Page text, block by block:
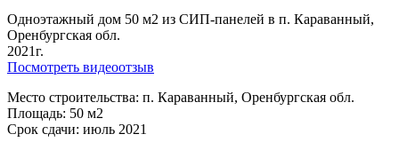
Одноэтажный дом 50 м2 из СИП-панелей в п. Караванный,
Оренбургская обл.
2021г.
Посмотреть видеоотзыв
Место строительства: п. Караванный, Оренбургская обл.
Площадь: 50 м2
Срок сдачи: июль 2021